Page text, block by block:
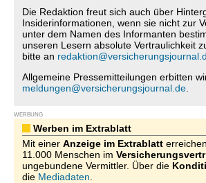
Die Redaktion freut sich auch über
Insiderinformationen, wenn sie nicht zur
unter dem Namen des Informanten
unseren Lesern absolute Vertraulichkeit
bitte an
Allgemeine Pressemitteilungen erbitten
meldungen@versicherungsjournal.de
WERBUNG
Werben im Extrablatt
Mit einer Anzeige im Extrablatt
11.000 Menschen im
ungebundene Vermittler. Über die
die Mediadaten